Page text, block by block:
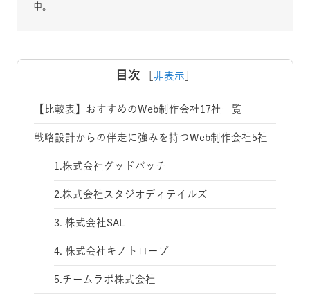
中。
目次 非表示
【比較表】おすすめのWeb制作会社17社一覧
戦略設計からの伴走に強みを持つWeb制作会社5社
1.株式会社グッドパッチ
2.株式会社スタジオディテイルズ
3. 株式会社SAL
4. 株式会社キノトロープ
5.チームラボ株式会社